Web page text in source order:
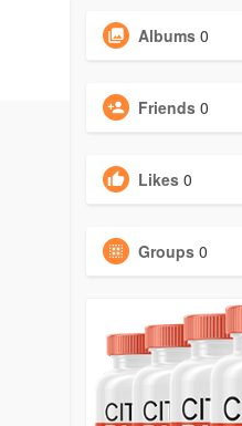
Albums 0
Friends 0
Likes 0
Groups 0